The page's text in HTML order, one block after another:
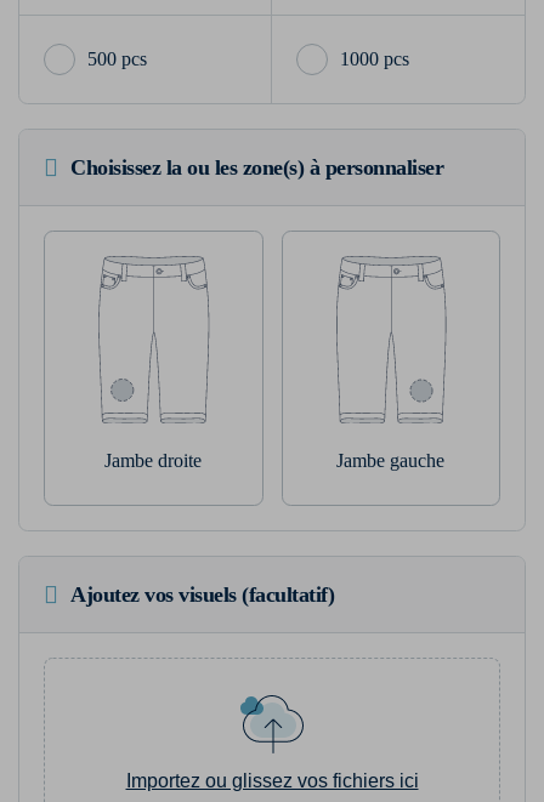
500 pcs 1000 pcs
Choisissez la ou les zone(s) à personnaliser
Jambe droite Jambe gauche
Ajoutez vos visuels (facultatif)
Importez ou glissez vos fichiers ici